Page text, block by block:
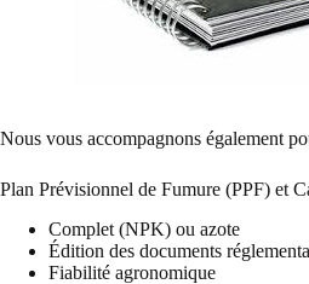
Nous vous accompagnons également
Plan Prévisionnel de Fumure (PPF) et
Complet (NPK) ou azote
Édition des documents
Fiabilité agronomique